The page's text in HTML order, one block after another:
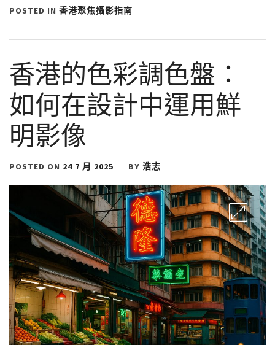
POSTED IN 香港聚焦攝影指南
香港的色彩調色盤：
如何在設計中運用鮮
明影像
POSTED ON 24 7 月 2025 BY 浩志